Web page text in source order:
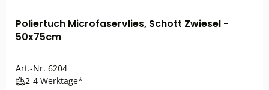
Poliertuch Microfaservlies, Schott Zwiesel -
50x75cm
Art.-Nr. 6204
2-4 Werktage*